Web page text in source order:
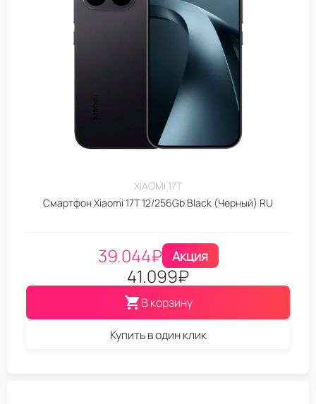
XIAOMI 17T
Смартфон Xiaomi 17T 12/256Gb Black (Черный) RU
39.044₽ Акция
41.099₽
В корзину
Купить в один клик